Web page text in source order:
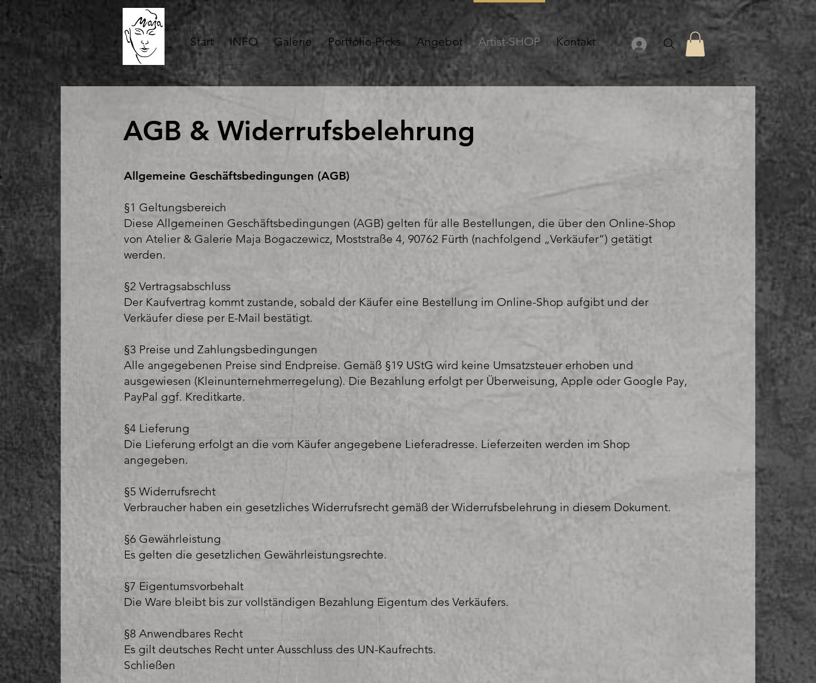
Start INFO Galerie Portfolio-Picks Angebot Artist-SHOP Kontakt
AGB & Widerrufsbelehrung
Allgemeine Geschäftsbedingungen (AGB)
§1 Geltungsbereich
Diese Allgemeinen Geschäftsbedingungen (AGB) gelten für alle Bestellungen, die über den Online-Shop
von Atelier & Galerie Maja Bogaczewicz, Moststraße 4, 90762 Fürth (nachfolgend „Verkäufer“) getätigt
werden.
§2 Vertragsabschluss
Der Kaufvertrag kommt zustande, sobald der Käufer eine Bestellung im Online-Shop aufgibt und der
Verkäufer diese per E-Mail bestätigt.
§3 Preise und Zahlungsbedingungen
Alle angegebenen Preise sind Endpreise. Gemäß §19 UStG wird keine Umsatzsteuer erhoben und
ausgewiesen (Kleinunternehmerregelung). Die Bezahlung erfolgt per Überweisung, Apple oder Google Pay,
PayPal ggf. Kreditkarte.
§4 Lieferung
Die Lieferung erfolgt an die vom Käufer angegebene Lieferadresse. Lieferzeiten werden im Shop
angegeben.
§5 Widerrufsrecht
Verbraucher haben ein gesetzliches Widerrufsrecht gemäß der Widerrufsbelehrung in diesem Dokument.
§6 Gewährleistung
Es gelten die gesetzlichen Gewährleistungsrechte.
§7 Eigentumsvorbehalt
Die Ware bleibt bis zur vollständigen Bezahlung Eigentum des Verkäufers.
§8 Anwendbares Recht
Es gilt deutsches Recht unter Ausschluss des UN-Kaufrechts.
Schließen